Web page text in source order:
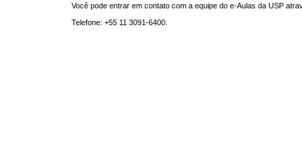
Você pode entrar em contato com a equipe do e-Aulas da USP
Telefone: +55 11 3091-6400.